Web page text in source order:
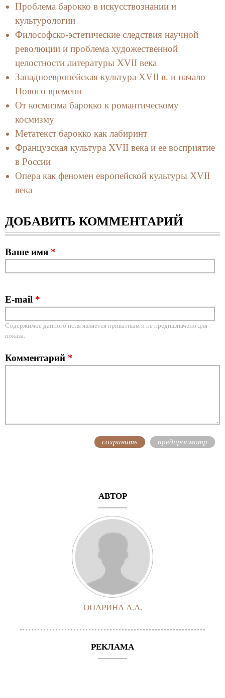
Проблема барокко в искусствознании и
культурологии
Философско-эстетические следствия научной
революции и проблема художественной
целостности литературы XVII века
Западноевропейская культура XVII в. и начало
Нового времени
От космизма барокко к романтическому
космизму
Метатекст барокко как лабиринт
Французская культура XVII века и ее восприятие
в России
Опера как феномен европейской культуры XVII
века
ДОБАВИТЬ КОММЕНТАРИЙ
Ваше имя *
E-mail *
Содержимое данного поля является приватным и не предназначено для
показа.
Комментарий *
АВТОР
ОПАРИНА А.А.
РЕКЛАМА